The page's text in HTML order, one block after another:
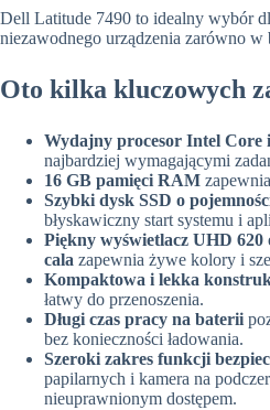
Dell Latitude 7490 to idealny wybór
niezawodnego urządzenia zarówno
Oto kilka kluczowych
Wydajny procesor Intel Core
najbardziej wymagającymi
16 GB pamięci RAM
Szybki dysk SSD o
błyskawiczny start systemu i
Piękny wyświetlacz UHD 620
cala zapewnia żywe kolory i
Kompaktowa i lekka
łatwy do przenoszenia.
Długi czas pracy na baterii
bez konieczności ładowania.
Szeroki zakres funkcji
papilarnych i kamera na
nieuprawnionym dostępem.